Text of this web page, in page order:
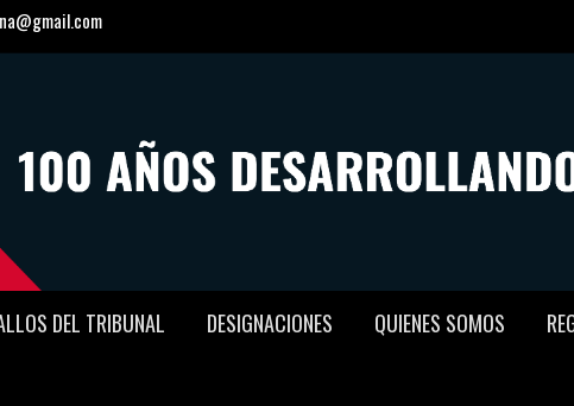
DEL TRIBUNAL DESIGNACIONES QUIENES SOMOS